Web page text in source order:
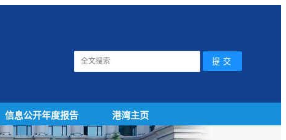
信息公开年度报告 港湾主页